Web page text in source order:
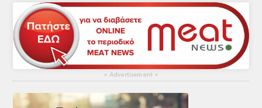
▴ Advertisement ▴